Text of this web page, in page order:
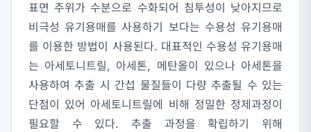
표면 주위가 수분으로 수화되어 침투성이 낮아지므로
비극성 유기용매를 사용하기 보다는 수용성 유기용매
를 이용한 방법이 사용된다. 대표적인 수용성 유기용매
는 아세토니트릴, 아세톤, 메탄올이 있으나 아세톤을
사용하여 추출 시 간섭 물질들이 다량 추출될 수 있는
단점이 있어 아세토니트릴에 비해 정밀한 정제과정이
필요할 수 있다. 추출 과정을 확립하기 위해